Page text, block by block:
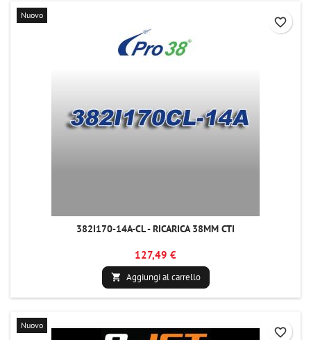
Nuovo
382I170-14A-CL - RICARICA 38MM CTI
127,49 €
 Aggiungi al carrello
favorite_border
Nuovo
favorite_border